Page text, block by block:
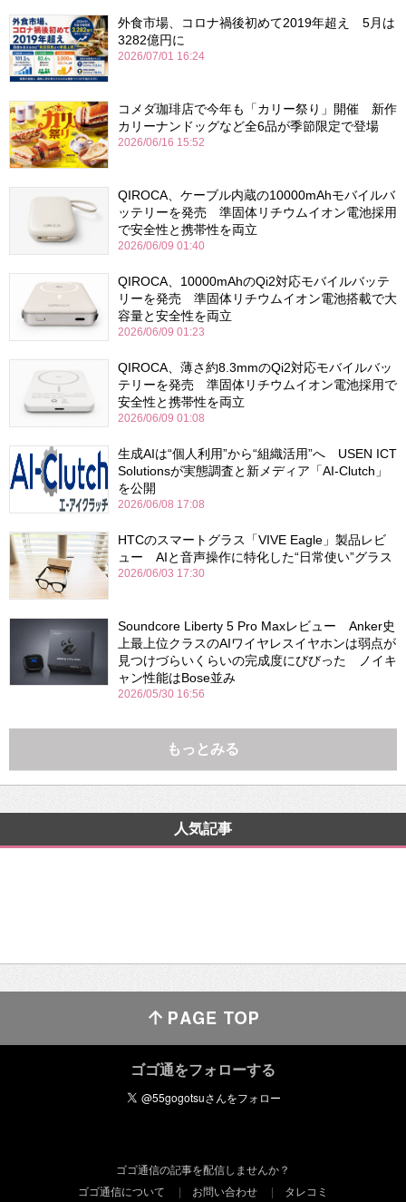
外食市場、コロナ禍後初めて2019年超え 5月は
3282億円に
2026/07/01 16:24
コメダ珈琲店で今年も「カリー祭り」開催 新作
カリーナンドッグなど全6品が季節限定で登場
2026/06/16 15:52
QIROCA、ケーブル内蔵の10000mAhモバイルバ
ッテリーを発売 準固体リチウムイオン電池採用
で安全性と携帯性を両立
2026/06/09 01:40
QIROCA、10000mAhのQi2対応モバイルバッテ
リーを発売 準固体リチウムイオン電池搭載で大
容量と安全性を両立
2026/06/09 01:23
QIROCA、薄さ約8.3mmのQi2対応モバイルバッ
テリーを発売 準固体リチウムイオン電池採用で
安全性と携帯性を両立
2026/06/09 01:08
生成AIは“個人利用”から“組織活用”へ USEN ICT
Solutionsが実態調査と新メディア「AI-Clutch」
を公開
2026/06/08 17:08
HTCのスマートグラス「VIVE Eagle」製品レビ
ュー AIと音声操作に特化した“日常使い”グラス
2026/06/03 17:30
Soundcore Liberty 5 Pro Maxレビュー Anker史
上最上位クラスのAIワイヤレスイヤホンは弱点が
見つけづらいくらいの完成度にびびった ノイキ
ャン性能はBose並み
2026/05/30 16:56
もっとみる
人気記事
ゴゴ通をフォローする
ゴゴ通信の記事を配信しませんか？
ゴゴ通信について
お問い合わせ タレコミ